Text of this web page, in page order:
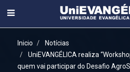
Inicio
Notícias
UniEVANGÉLICA realiza
quem vai participar do Desafio